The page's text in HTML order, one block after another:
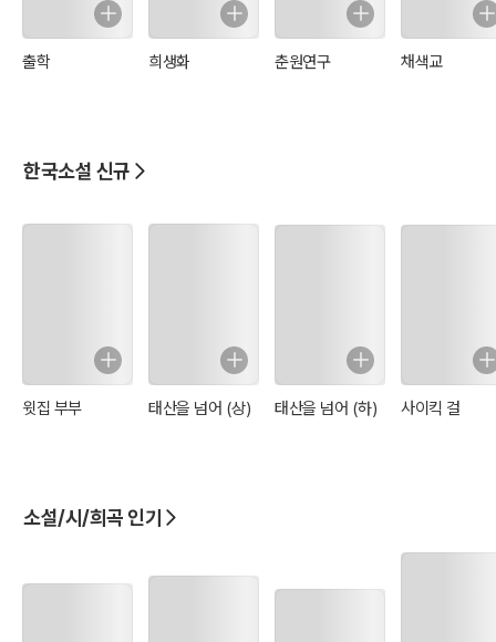
편을 향하고 발을 떼었다. 그는 애꾸눈만이 아니었다. 왼편 다리까지
절었다. 나는 어디서 본 사람같이 느껴지면서도 얼른 생각이 나지 않았
다. 나로도 알 수 없는 째릿한 감정으로 절름절름 걸어가는 그의 뒷그
출학 희생화 춘원연구 채색교
한국소설 신규
윗집 부부 태산을 넘어 (상) 태산을 넘어 (하) 사이킥 걸
소설/시/희곡 인기